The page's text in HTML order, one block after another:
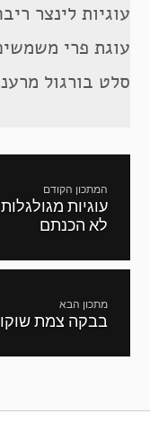
עוגיות לינצר
עוגת פרי
סלט בורגול
המתכון הקודם
מתכון
קודם:
עוגיות
לא הכנתם
מתכון הבא
המתכון
בבקה צמת